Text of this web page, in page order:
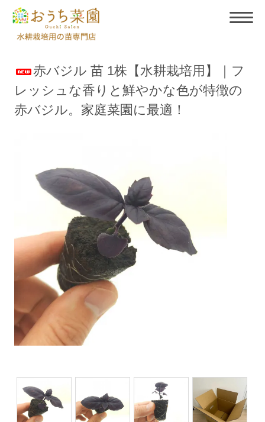
赤バジル 苗 1株【水耕栽培用】｜フ
レッシュな香りと鮮やかな色が特徴の
赤バジル。家庭菜園に最適！